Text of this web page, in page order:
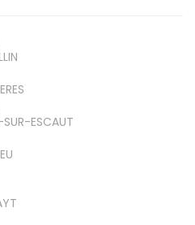
SUR-ESCAUT